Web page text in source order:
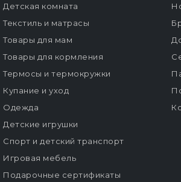
Детская комната
Текстиль и матрасы
Товары для мам
Товары для кормления
Термосы и термокружки
Купание и уход
Одежда
Детские игрушки
Спорт и детский транспорт
Игровая мебель
Подарочные сертификаты